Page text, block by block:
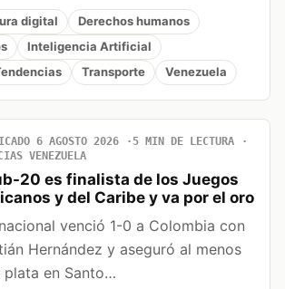
digital
Derechos humanos
Inteligencia Artificial
Transporte Venezuela
6 AGOSTO 2026
5 MIN DE LECTURA
VENEZUELA
20 es finalista de los Juegos
y del Caribe y va por el oro
venció 1-0 a Colombia con
Hernández y aseguró al menos
plata en Santo…